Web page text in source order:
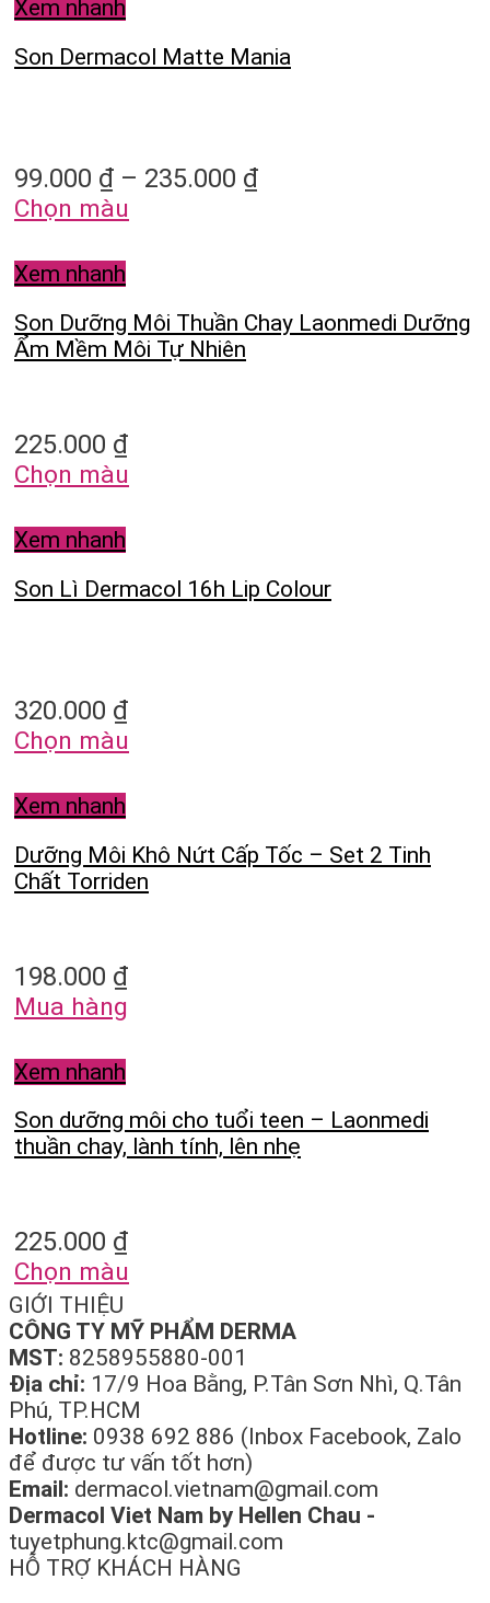
Xem nhanh
Son Dermacol Matte Mania
99.000 ₫ – 235.000 ₫
Chọn màu
Xem nhanh
Son Dưỡng Môi Thuần Chay Laonmedi Dưỡng
Ẩm Mềm Môi Tự Nhiên
225.000 ₫
Chọn màu
Xem nhanh
Son Lì Dermacol 16h Lip Colour
320.000 ₫
Chọn màu
Xem nhanh
Dưỡng Môi Khô Nứt Cấp Tốc – Set 2 Tinh
Chất Torriden
198.000 ₫
Mua hàng
Xem nhanh
Son dưỡng môi cho tuổi teen – Laonmedi
thuần chay, lành tính, lên nhẹ
225.000 ₫
Chọn màu
GIỚI THIỆU
CÔNG TY MỸ PHẨM DERMA
MST: 8258955880-001
Địa chỉ: 17/9 Hoa Bằng, P.Tân Sơn Nhì, Q.Tân
Phú, TP.HCM
Hotline: 0938 692 886 (Inbox Facebook, Zalo
để được tư vấn tốt hơn)
Email: dermacol.vietnam@gmail.com
Dermacol Viet Nam by Hellen Chau -
tuyetphung.ktc@gmail.com
HỖ TRỢ KHÁCH HÀNG